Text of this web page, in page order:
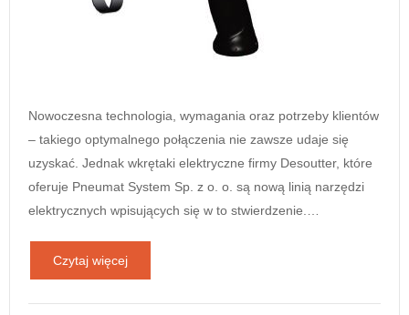
Nowoczesna technologia, wymagania oraz potrzeby klientów
– takiego optymalnego połączenia nie zawsze udaje się
uzyskać. Jednak wkrętaki elektryczne firmy Desoutter, które
oferuje Pneumat System Sp. z o. o. są nową linią narzędzi
elektrycznych wpisujących się w to stwierdzenie.…
Czytaj więcej